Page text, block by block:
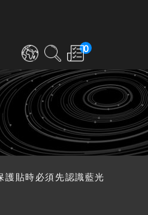
0
護貼時必須先認識藍光